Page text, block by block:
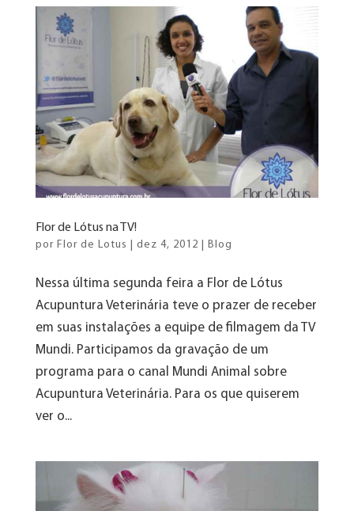
Flor de Lótus na TV!
por Flor de Lotus dez 4, 2012 Blog
Nessa última segunda feira a Flor de Lótus
Acupuntura Veterinária teve o prazer de receber
em suas instalações a equipe de filmagem da TV
Mundi. Participamos da gravação de um
programa para o canal Mundi Animal sobre
Acupuntura Veterinária. Para os que quiserem
ver o...